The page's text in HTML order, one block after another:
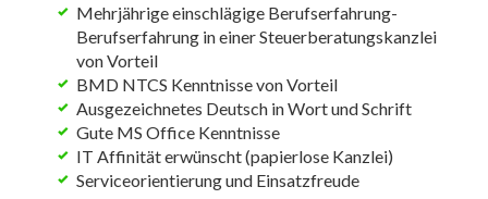
Mehrjährige einschlägige Berufserfahrung-
Berufserfahrung in einer Steuerberatungskanzlei
von Vorteil
BMD NTCS Kenntnisse von Vorteil
Ausgezeichnetes Deutsch in Wort und Schrift
Gute MS Office Kenntnisse
IT Affinität erwünscht (papierlose Kanzlei)
Serviceorientierung und Einsatzfreude